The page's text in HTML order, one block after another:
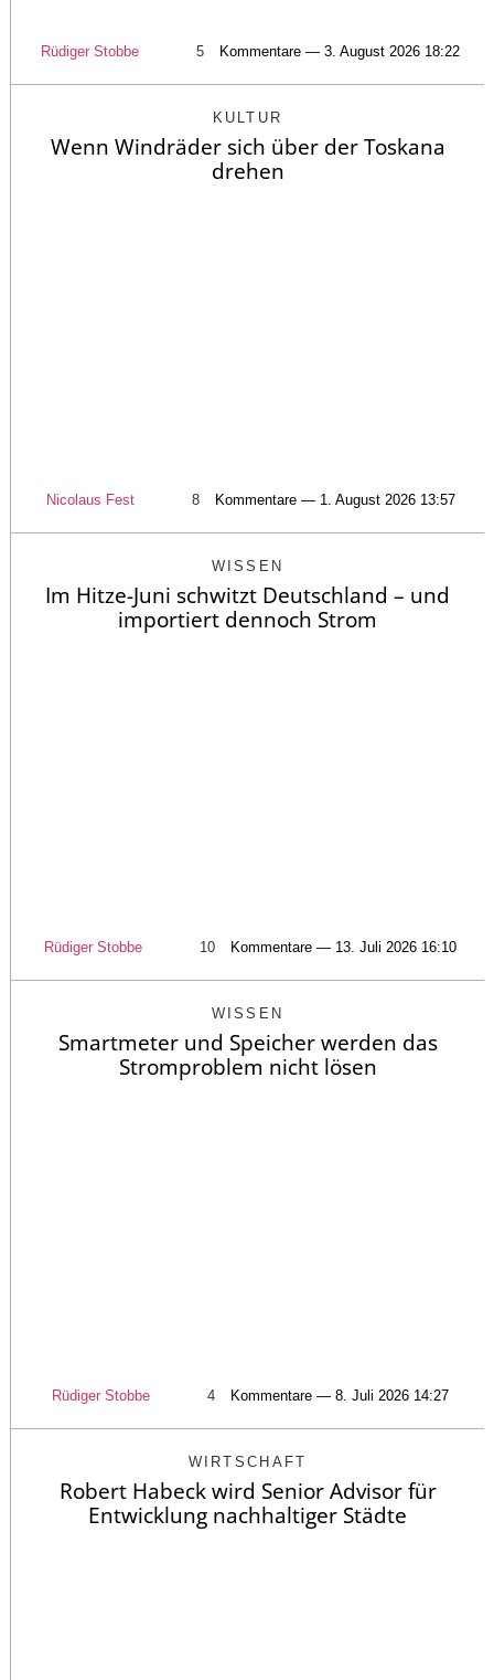
Rüdiger Stobbe 5 Kommentare — 3. August 2026 18:22
KULTUR
Wenn Windräder sich über der Toskana
drehen
Nicolaus Fest 8 Kommentare — 1. August 2026 13:57
WISSEN
Im Hitze-Juni schwitzt Deutschland – und
importiert dennoch Strom
Rüdiger Stobbe 10 Kommentare — 13. Juli 2026 16:10
WISSEN
Smartmeter und Speicher werden das
Stromproblem nicht lösen
Rüdiger Stobbe 4 Kommentare — 8. Juli 2026 14:27
WIRTSCHAFT
Robert Habeck wird Senior Advisor für
Entwicklung nachhaltiger Städte